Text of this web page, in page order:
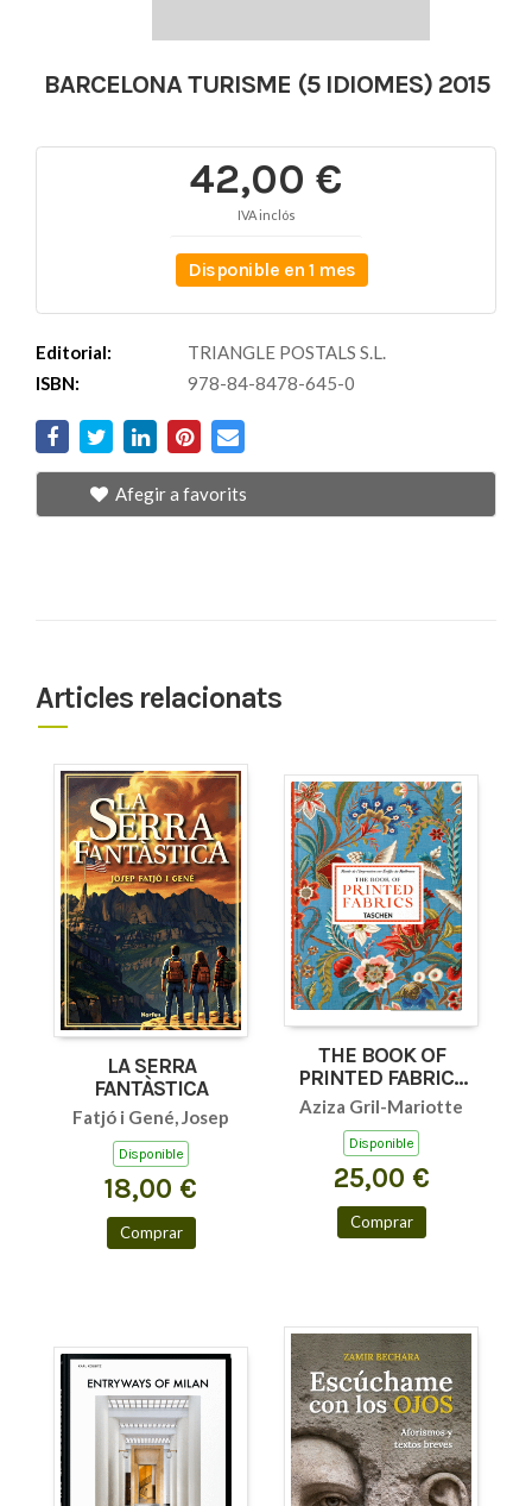
BARCELONA TURISME (5 IDIOMES) 2015
42,00 €
IVA inclós
Disponible en 1 mes
Editorial:
TRIANGLE POSTALS S.L.
ISBN:
978-84-8478-645-0
Afegir a favorits
Articles relacionats
LA SERRA
FANTÀSTICA
Fatjó i Gené, Josep
Disponible
18,00 €
Comprar
THE BOOK OF
PRINTED FABRICS
45TH ED.
Aziza Gril-Mariotte
Disponible
25,00 €
Comprar